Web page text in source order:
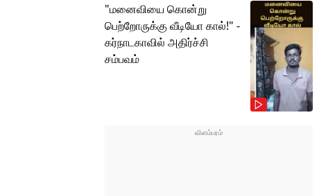
"மனைவியை கொன்று
பெற்றோருக்கு வீடியோ கால்!" -
கர்நாடகாவில் அதிர்ச்சி
சம்பவம்